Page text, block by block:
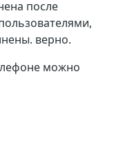
после
верно.
можно